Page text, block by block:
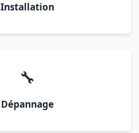
Installation
🔧
Dépannage